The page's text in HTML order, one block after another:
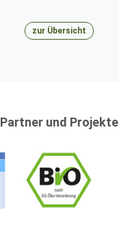
zur Übersicht
Partner und Projekte